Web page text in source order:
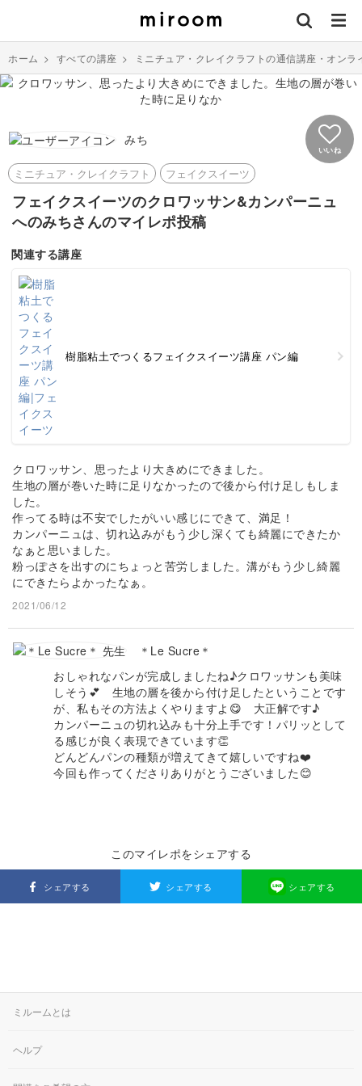
ホーム > すべての講座 > ミニチュア・クレイクラフトの通信講座・オンラ
みち
いいね
ミニチュア・クレイクラフト フェイクスイーツ
フェイクスイーツのクロワッサン&カンパーニュ
へのみちさんのマイレポ投稿
関連する講座
樹脂粘土でつくるフェイクスイーツ講座 パン編
クロワッサン、思ったより大きめにできました。
生地の層が巻いた時に足りなかったので後から付け足しもしま
した。
作ってる時は不安でしたがいい感じにできて、満足！
カンパーニュは、切れ込みがもう少し深くても綺麗にできたか
なぁと思いました。
粉っぽさを出すのにちょっと苦労しました。溝がもう少し綺麗
にできたらよかったなぁ。
2021/06/12
＊Le Sucre＊
おしゃれなパンが完成しましたね♪クロワッサンも美味
しそう💕 生地の層を後から付け足したということです
が、私もその方法よくやりますよ😋 大正解です♪
カンパーニュの切れ込みも十分上手です！パリッとして
る感じが良く表現できています👏
どんどんパンの種類が増えてきて嬉しいですね❤️
今回も作ってくださりありがとうございました😊
このマイレポをシェアする
シェアする シェアする シェアする
ミルームとは
ヘルプ